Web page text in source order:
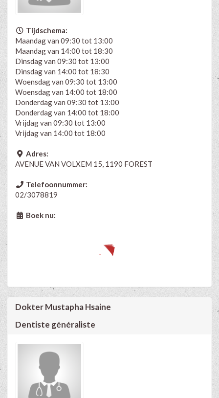
Tijdschema:
Maandag van 09:30 tot 13:00
Maandag van 14:00 tot 18:30
Dinsdag van 09:30 tot 13:00
Dinsdag van 14:00 tot 18:30
Woensdag van 09:30 tot 13:00
Woensdag van 14:00 tot 18:00
Donderdag van 09:30 tot 13:00
Donderdag van 14:00 tot 18:00
Vrijdag van 09:30 tot 13:00
Vrijdag van 14:00 tot 18:00
Adres:
AVENUE VAN VOLXEM 15, 1190 FOREST
Telefoonnummer:
02/3078819
Boek nu:
Dokter Mustapha Hsaine
Dentiste généraliste